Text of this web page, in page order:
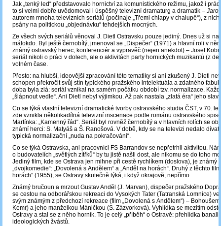
Jak „tenký led“ představovalo hornictví za komunistického režimu, jakož i
to si velmi dobře uvědomoval i úspěšný televizní dramaturg a dramatik –
autorem mnoha televizních seriálů (počínaje „Třemi chlapy v chalupě“), z
psány na politickou „objednávku“ tehdejších mocných.
Ze všech svých seriálů věnoval J. Dietl Ostravsku pouze jediný. Dnes už si
málokdo. Byl ještě černobílý, jmenoval se „Dispečer“ (1971) a hlavní roli v
známý ostravský herec, konferenciér a vypravěč (nejen anekdot) – Josef
seriál nikoli o práci v dolech, ale o aktivitách party hornických muzikantů (z
volném čase.
Přesto: na hlubší, ideovější zpracování této tematiky si ani zkušený J. Dietl
schopen překročit svůj stín typického pražského intelektuála a zdatného
doba byla zlá: seriál vznikal na samém počátku období tzv. normalizace.
„šlápnout vedle“. Ani Dietl nebyl výjimkou. Až pak nastala „zlatá éra“ jeho
Co se týká vlastní televizní dramatické tvorby ostravského studia ČST, v 70.
zde vznikla několikadílná televizní inscenace podle románu ostravského
Martínka: „Kamenný řád“. Seriál byl rovněž černobílý a v hlavních rolích se
známí herci: S. Matyáš a Š. Ranošová. V době, kdy se na televizi nedalo
typická normalizační „nuda na pokračování“.
Co se týká Ostravska, ani pracovníci FS Barrandov se nepřetrhli aktivitou.
o budovatelích „světlých zítřků“ by tu jistě našli dost, ale nikomu se do toho
Jediný film, kde se Ostrava jen mihne při cestě rychlíkem (doslova), je známý
„dvojkomedie“: „Dovolená s Andělem“ a „Anděl na horách“. Druhý z těchto
horách“ (1955), se Ostravy skutečně týká, i když okrajově, nepřímo.
Známý bručoun a mrzout Gustav Anděl (J. Marvan), dispečer pražského
se cestou na odborářskou rekreaci do Vysokých Tater (Tatranská Lomnice)
svým známým z předchozí rekreace (film „Dovolená s Andělem“) –
Kemr) a jeho manželkou Máničkou (S. Zázvorková). Vyhlídka se mezitím
Ostravy a stal se z něho horník. To je celý „příběh“ o Ostravě: přehlídka
ideologických žvástů.